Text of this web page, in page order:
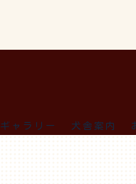
ギャラリー 犬舎案内